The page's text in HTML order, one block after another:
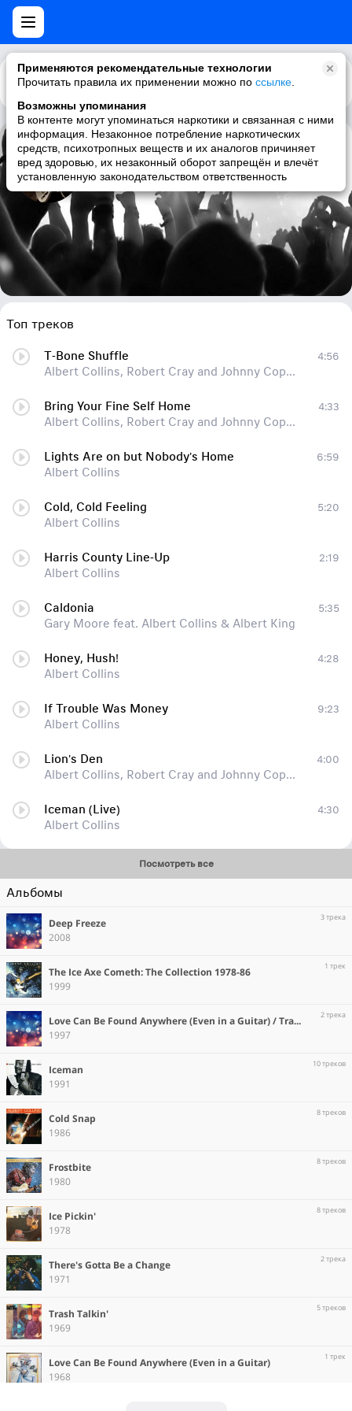
Применяются рекомендательные технологии
Прочитать правила их применении можно по ссылке
Возможны упоминания
В контенте могут упоминаться наркотики и связанная с ними
информация. Незаконное потребление наркотических
средств, психотропных веществ и их аналогов причиняет
вред здоровью, их незаконный оборот запрещён и влечёт
установленную законодательством ответственность
Каталог Рекомендации
Albert Collins
blues, blues rock, guitar
Топ треков
T-Bone Shuffle
Albert Collins, Robert Cray and Johnny Copeland
4:56
Bring Your Fine Self Home
Albert Collins, Robert Cray and Johnny Copeland
4:33
Lights Are on but Nobody's Home
Albert Collins
6:59
Cold, Cold Feeling
Albert Collins
5:20
Harris County Line-Up
Albert Collins
2:19
Caldonia
Gary Moore feat. Albert Collins & Albert King
5:35
Honey, Hush!
Albert Collins
4:28
If Trouble Was Money
Albert Collins
9:23
Lion's Den
Albert Collins, Robert Cray and Johnny Copeland
4:00
Iceman (Live)
Albert Collins
4:30
Посмотреть все
Альбомы
Deep Freeze
2008
3 трека
The Ice Axe Cometh: The Collection 1978-86
1999
1 трек
Love Can Be Found Anywhere (Even in a Guitar) / Trash Talkin'
1997
2 трека
Iceman
1991
10 треков
Cold Snap
1986
8 треков
Frostbite
1980
8 треков
Ice Pickin'
1978
8 треков
There's Gotta Be a Change
1971
2 трека
Trash Talkin'
1969
5 треков
Love Can Be Found Anywhere (Even in a Guitar)
1968
1 трек